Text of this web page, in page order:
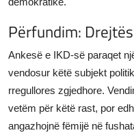
Përfundim:
Ankesë e IKD-së paraqet
vendosur këtë subjekt
rregullores zgjedhore.
vetëm për këtë rast, por
angazhojnë fëmijë në